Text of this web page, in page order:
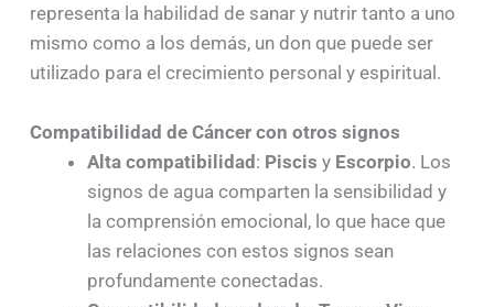
representa la habilidad de sanar y nutrir tanto a uno
mismo como a los demás, un don que puede ser
utilizado para el crecimiento personal y espiritual.
Compatibilidad de Cáncer con otros signos
Alta compatibilidad : Piscis y Escorpio. Los
signos de agua comparten la sensibilidad y
la comprensión emocional, lo que hace que
las relaciones con estos signos sean
profundamente conectadas.